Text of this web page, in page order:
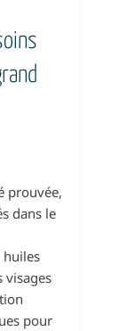
prouvée,
dans le
huiles
visages
pour